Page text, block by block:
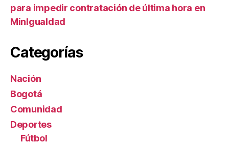
para impedir contratación de última hora en
MinIgualdad
Categorías
Nación
Bogotá
Comunidad
Deportes
Fútbol